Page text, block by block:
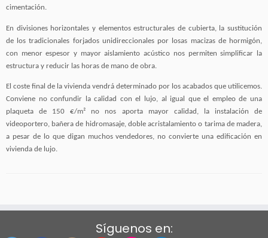
cimentación.
En divisiones horizontales y elementos estructurales de cubierta, la sustitución
de los tradicionales forjados unidireccionales por losas macizas de hormigón,
con menor espesor y mayor aislamiento acústico nos permiten simplificar la
estructura y reducir las horas de mano de obra.
El coste final de la vivienda vendrá determinado por los acabados que utilicemos.
Conviene no confundir la calidad con el lujo, al igual que el empleo de una
plaqueta de 150 €/m² no nos aporta mayor calidad, la instalación de
videoportero, bañera de hidromasaje, doble acristalamiento o tarima de madera,
a pesar de lo que digan muchos vendedores, no convierte una edificación en
vivienda de lujo.
Síguenos en: